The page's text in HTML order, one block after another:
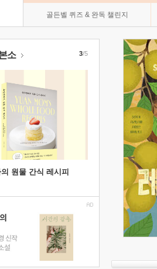
골든벨 퀴즈 & 완독 챌린지
소
원물 간식 레시피
3/5